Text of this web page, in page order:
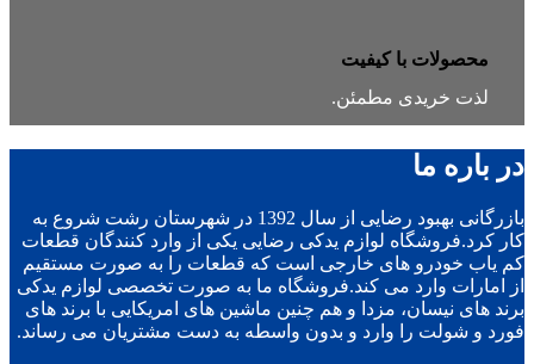
محصولات با کیفیت
لذت خریدی مطمئن.
در باره ما
بازرگانی بهبود رضایی از سال 1392 در شهرستان رشت شروع به
کار کرد.فروشگاه لوازم یدکی رضایی یکی از وارد کنندگان قطعات
کم یاب خودرو های خارجی است که قطعات را به صورت مستقیم
از امارات وارد می کند.فروشگاه ما به صورت تخصصی لوازم یدکی
برند های نیسان، مزدا و هم چنین ماشین های امریکایی با برند های
فورد و شولت را وارد و بدون واسطه به دست مشتریان می رساند.